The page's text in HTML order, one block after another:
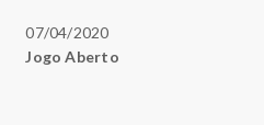
07/04/2020
Jogo Aberto